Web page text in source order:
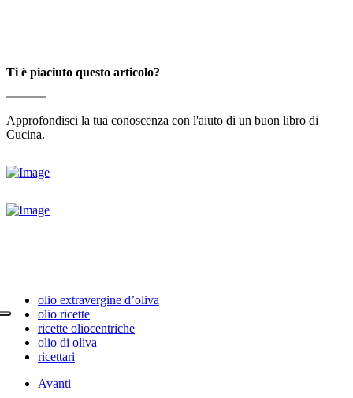
Ti è piaciuto questo articolo?
Approfondisci la tua conoscenza con l'aiuto di un buon libro di
Cucina.
olio extravergine d’oliva
olio ricette
ricette oliocentriche
olio di oliva
ricettari
Avanti